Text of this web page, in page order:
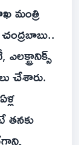
మంత్రి
చేశారు.
తనకు